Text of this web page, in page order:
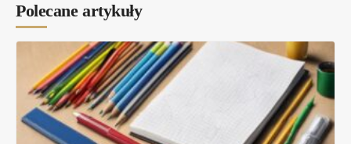
Polecane artykuły